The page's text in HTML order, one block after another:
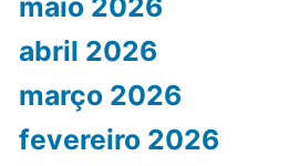
maio 2026
abril 2026
março 2026
fevereiro 2026